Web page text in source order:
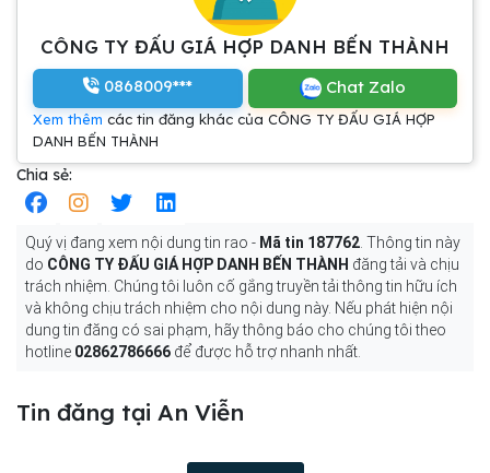
CÔNG TY ĐẤU GIÁ HỢP DANH BẾN THÀNH
0868009*** Chat Zalo
Xem thêm các tin đăng khác của CÔNG TY ĐẤU GIÁ HỢP
DANH BẾN THÀNH
Chia sẻ:
Quý vị đang xem nội dung tin rao - Mã tin 187762 . Thông tin này
do CÔNG TY ĐẤU GIÁ HỢP DANH BẾN THÀNH đăng tải và chịu
trách nhiệm. Chúng tôi luôn cố gắng truyền tải thông tin hữu ích
và không chịu trách nhiệm cho nội dung này. Nếu phát hiện nội
dung tin đăng có sai phạm, hãy thông báo cho chúng tôi theo
hotline 02862786666 để được hỗ trợ nhanh nhất.
Tin đăng tại An Viễn